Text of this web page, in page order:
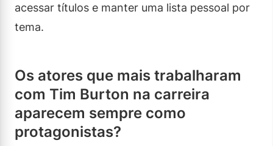
acessar títulos e manter uma lista pessoal por
tema.
Os atores que mais trabalharam
com Tim Burton na carreira
aparecem sempre como
protagonistas?